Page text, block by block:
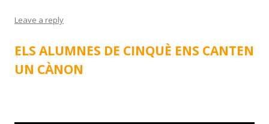
Leave a reply
ELS ALUMNES DE CINQUÈ ENS CANTEN
UN CÀNON